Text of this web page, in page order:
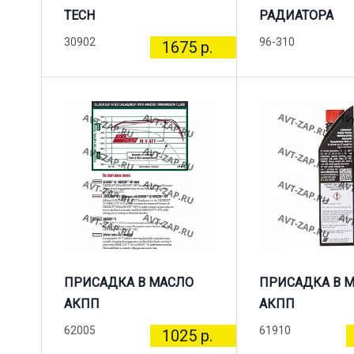
TECH
30902 1675 р.
РАДИАТОРА
96-310
ПРИСАДКА В МАСЛО
АКПП
62005 1025 р.
ПРИСАДКА В
АКПП
61910